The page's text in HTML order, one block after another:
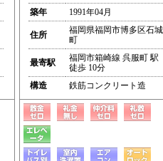
築年
1991年04月
住所
福岡県福岡市博多区石城
町
最寄駅
福岡市箱崎線 呉服町 駅
徒歩 10分
構造
鉄筋コンクリート造